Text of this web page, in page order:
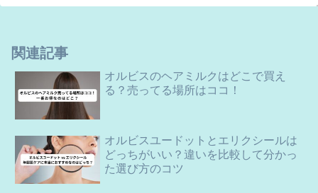
関連記事
オルビスのヘアミルクはどこで買え
る？売ってる場所はココ！
オルビスユードットとエリクシールは
どっちがいい？違いを比較して分かっ
た選び方のコツ